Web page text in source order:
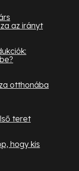
az irányt
otthonába
teret
hogy kis